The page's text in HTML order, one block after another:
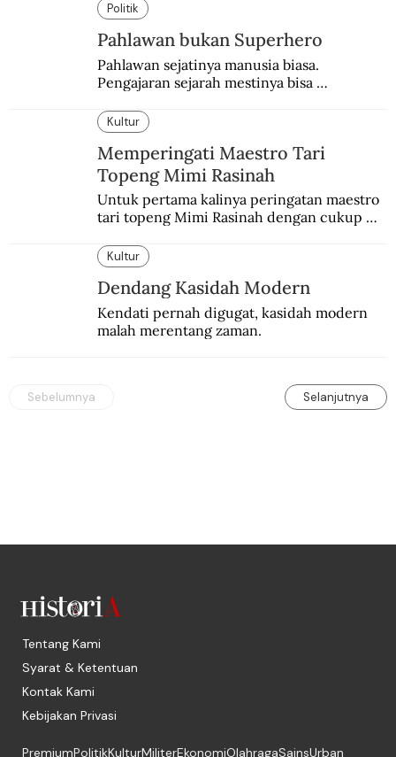
Politik
Pahlawan bukan Superhero
Pahlawan sejatinya manusia biasa.
Pengajaran sejarah mestinya bisa
Kultur
Memperingati Maestro Tari
Topeng Mimi Rasinah
Untuk pertama kalinya peringatan maestro
tari topeng Mimi Rasinah dengan cukup
internasional.
Kultur
Dendang Kasidah Modern
Kendati pernah digugat, kasidah modern
malah merentang zaman.
Sebelumnya Selanjutnya
Tentang Kami
Syarat & Ketentuan
Kontak Kami
Kebijakan Privasi
PremiumPolitikKulturMiliterEkonomiOlahragaSainsUrban